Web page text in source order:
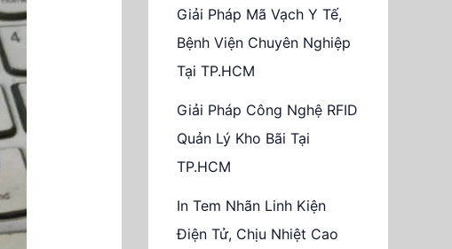
Giải Pháp Mã Vạch Y Tế,
Bệnh Viện Chuyên Nghiệp
Tại TP.HCM
Giải Pháp Công Nghệ RFID
Quản Lý Kho Bãi Tại
TP.HCM
In Tem Nhãn Linh Kiện
Điện Tử, Chịu Nhiệt Cao